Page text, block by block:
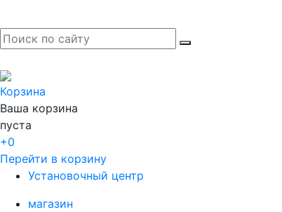
Корзина
Ваша корзина
пуста
+0
Перейти в корзину
Установочный центр
магазин